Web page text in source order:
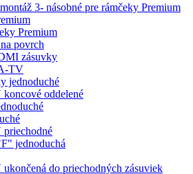
3- násobné pre rámčeky Premium
Premium
povrch
zásuvky
TV
jednoduché
oddelené
jednoduchá
do priechodných zásuviek